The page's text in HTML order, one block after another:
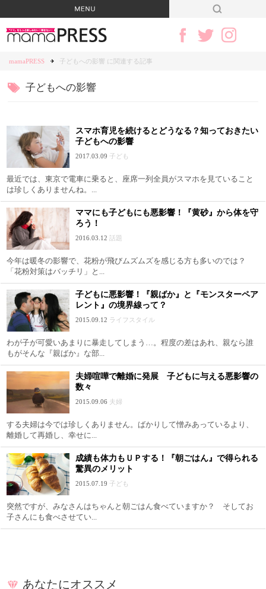
mamaPRESS 子どもへの影響 に関連する記事
子どもへの影響
スマホ育児を続けるとどうなる？知っておきたい
子どもへの影響
2017.03.09 子ども
最近では、東京で電車に乗ると、座席一列全員がスマホを見ていること
は珍しくありませんね。...
ママにも子どもにも悪影響！『黄砂』から体を守
ろう！
2016.03.12 話題
今年は暖冬の影響で、花粉が飛びムズムズを感じる方も多いのでは？
「花粉対策はバッチリ」と...
子どもに悪影響！『親ばか』と『モンスターペア
レント』の境界線って？
2015.09.12 ライフスタイル
わが子が可愛いあまりに暴走してしまう…。程度の差はあれ、親なら誰
もがそんな『親ばか』な部...
夫婦喧嘩で離婚に発展 子どもに与える悪影響の
数々
2015.09.06 夫婦
する夫婦は今では珍しくありません。ばかりして憎みあっているより、
離婚して再婚し、幸せに...
成績も体力もＵＰする！『朝ごはん』で得られる
驚異のメリット
2015.07.19 子ども
突然ですが、みなさんはちゃんと朝ごはん食べていますか？ そしてお
子さんにも食べさせてい...
あなたにオススメ